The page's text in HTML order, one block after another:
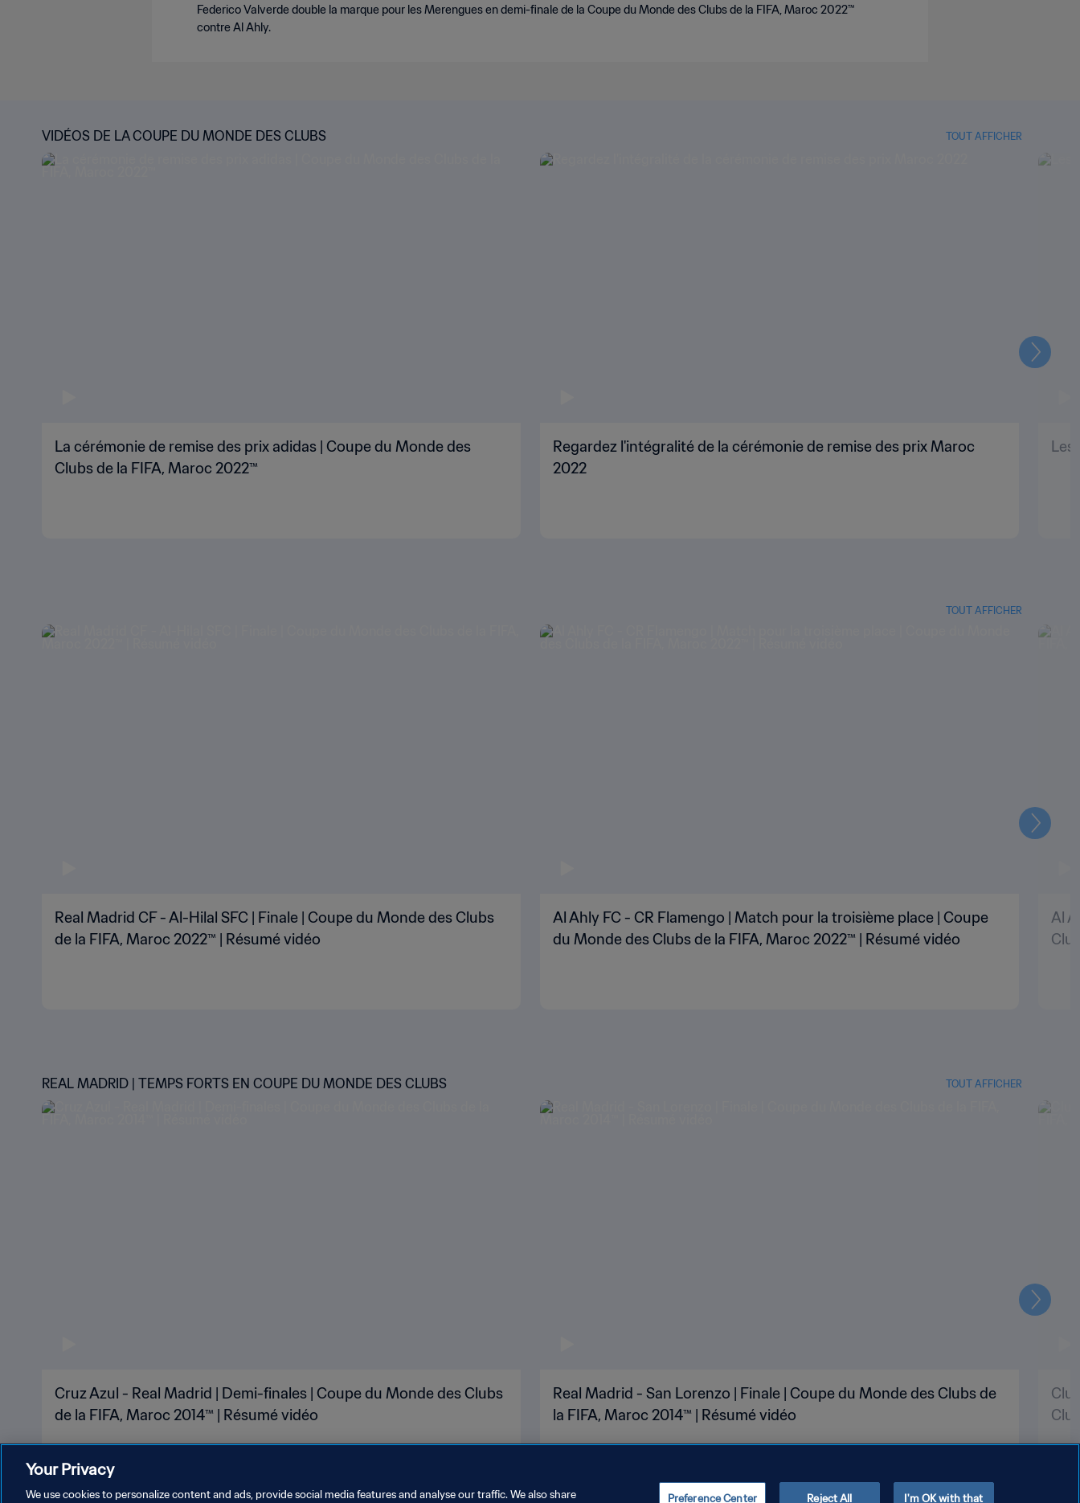
Federico Valverde double la marque pour les Merengues en demi-finale de la Coupe du Monde des Clubs de la FIFA, Maroc 2022™
contre Al Ahly.
VIDÉOS DE LA COUPE DU MONDE DES CLUBS TOUT AFFICHER
La cérémonie de remise des prix adidas | Coupe du Monde des
Clubs de la FIFA, Maroc 2022™
Regardez l'intégralité de la cérémonie de remise des prix Maroc
2022
Les
Suivant
TOUT AFFICHER
Real Madrid CF - Al-Hilal SFC | Finale | Coupe du Monde des Clubs
de la FIFA, Maroc 2022™ | Résumé vidéo
Al Ahly FC - CR Flamengo | Match pour la troisième place | Coupe
du Monde des Clubs de la FIFA, Maroc 2022™ | Résumé vidéo
Al
Suivant
REAL MADRID | TEMPS FORTS EN COUPE DU MONDE DES CLUBS TOUT AFFICHER
Cruz Azul - Real Madrid | Demi-finales | Coupe du Monde des Clubs
de la FIFA, Maroc 2014™ | Résumé vidéo
Real Madrid - San Lorenzo | Finale | Coupe du Monde des Clubs de
la FIFA, Maroc 2014™ | Résumé vidéo
Suivant
Your Privacy
We use cookies to personalize content and ads, provide social media features and analyse our traffic. We also share Preference Center Reject All I'm OK with that